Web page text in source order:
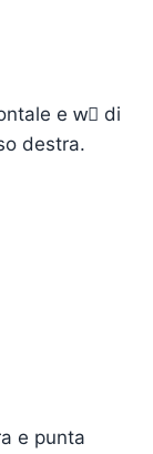
e w⃗ di
destra.
e punta